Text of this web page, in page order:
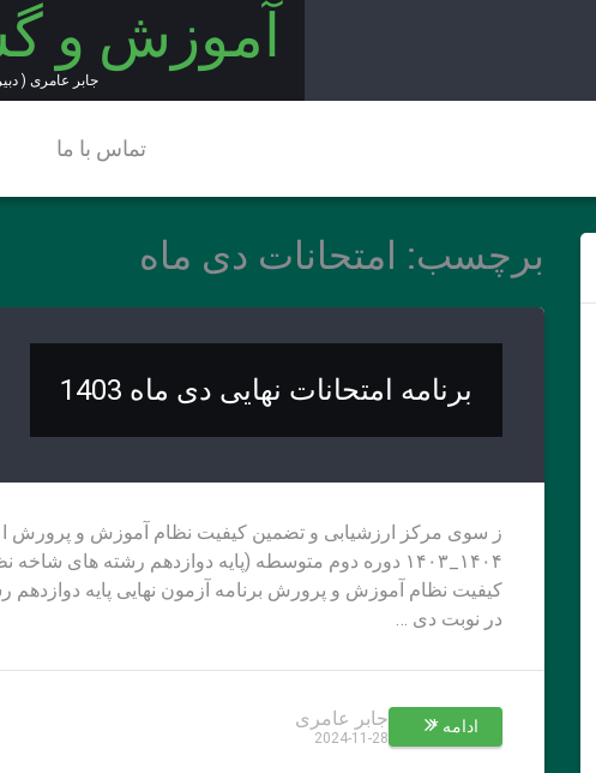
آموزش و
جابر عامری (
تماس با ما
برچسب: امتحانات دی ماه
برنامه امتحانات نهایی دی ماه 1403
ز سوی مرکز ارزشیابی و تضمین کیفیت نظام آموزش و پرورش
۱۴۰۴_۱۴۰۳ دوره دوم متوسطه (پایه دوازدهم رشته های
کیفیت نظام آموزش و پرورش برنامه آزمون نهایی پایه
در نوبت دی …
ادامه * جابر عامری
2024-11-28